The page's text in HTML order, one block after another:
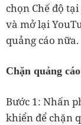
chọn Chế độ
và mở lại
quảng cáo nữa.
Chặn quảng
Bước 1: Nhấn
khiển để chặn